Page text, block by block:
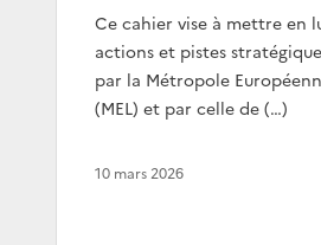
Ce cahier vise à mettre en
actions et pistes
par la Métropole
(MEL) et par celle de (…)
10 mars 2026